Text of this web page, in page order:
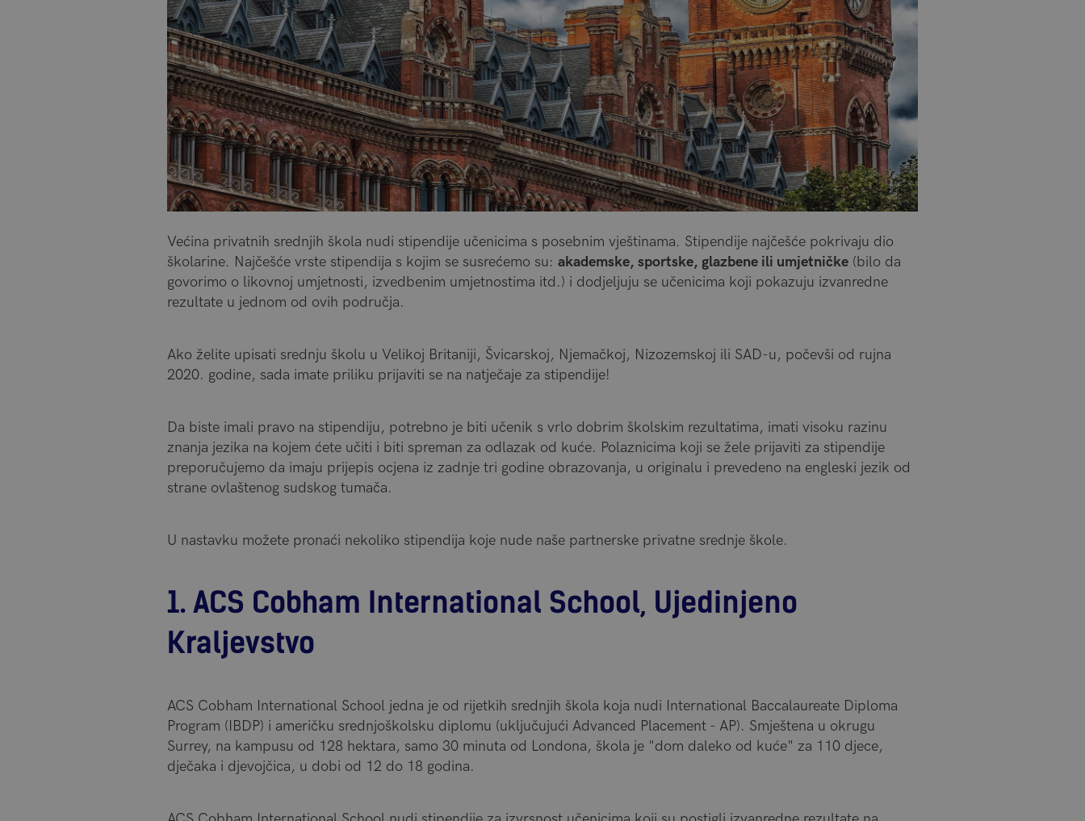
Većina privatnih srednjih škola nudi stipendije učenicima s posebnim vještinama. Stipendije najčešće pokrivaju dio
školarine. Najčešće vrste stipendija s kojim se susrećemo su: akademske, sportske, glazbene ili umjetničke (bilo da
govorimo o likovnoj umjetnosti, izvedbenim umjetnostima itd.) i dodjeljuju se učenicima koji pokazuju izvanredne
rezultate u jednom od ovih područja.
Ako želite upisati srednju školu u Velikoj Britaniji, Švicarskoj, Njemačkoj, Nizozemskoj ili SAD-u, počevši od rujna
2020. godine, sada imate priliku prijaviti se na natječaje za stipendije!
Da biste imali pravo na stipendiju, potrebno je biti učenik s vrlo dobrim školskim rezultatima, imati visoku razinu
znanja jezika na kojem ćete učiti i biti spreman za odlazak od kuće. Polaznicima koji se žele prijaviti za stipendije
preporučujemo da imaju prijepis ocjena iz zadnje tri godine obrazovanja, u originalu i prevedeno na engleski jezik od
strane ovlaštenog sudskog tumača.
U nastavku možete pronaći nekoliko stipendija koje nude naše partnerske privatne srednje škole.
1. ACS Cobham International School, Ujedinjeno
Kraljevstvo
ACS Cobham International School jedna je od rijetkih srednjih škola koja nudi International Baccalaureate Diploma
Program (IBDP) i američku srednjoškolsku diplomu (uključujući Advanced Placement - AP). Smještena u okrugu
Surrey, na kampusu od 128 hektara, samo 30 minuta od Londona, škola je "dom daleko od kuće" za 110 djece,
dječaka i djevojčica, u dobi od 12 do 18 godina.